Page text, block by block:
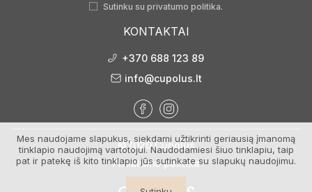
Sutinku su privatumo politika.
KONTAKTAI
+370 688 123 89
info@cupolus.lt
©2020 Cupolus
Privatumo politika
Mes naudojame slapukus, siekdami užtikrinti geriausią įmanomą
tinklapio naudojimą vartotojui. Naudodamiesi šiuo tinklapiu, taip
pat ir patekę iš kito tinklapio jūs sutinkate su slapukų naudojimu.